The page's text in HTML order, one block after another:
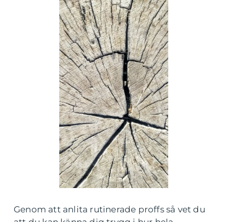
Genom att anlita rutinerade proffs så vet du